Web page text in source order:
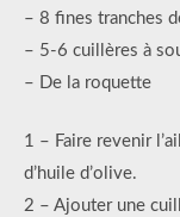
– 8 fines tranches
– 5-6 cuillères à
– De la roquette
1 – Faire revenir
d’huile d’olive.
2 – Ajouter une